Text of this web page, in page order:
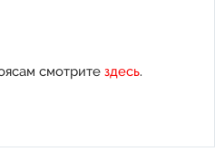
смотрите здесь.